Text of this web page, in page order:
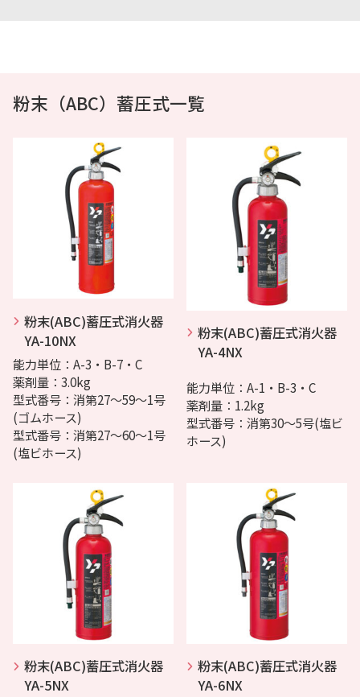
粉末（ABC）蓄圧式一覧
粉末(ABC)蓄圧式消火器
YA-10NX
能力単位：A-3・B-7・C
薬剤量：3.0kg
型式番号：消第27～59～1号
(ゴムホース)
型式番号：消第27～60～1号
(塩ビホース)
粉末(ABC)蓄圧式消火器
YA-4NX
能力単位：A-1・B-3・C
薬剤量：1.2kg
型式番号：消第30～5号(塩ビ
ホース)
粉末(ABC)蓄圧式消火器
YA-5NX
粉末(ABC)蓄圧式消火器
YA-6NX